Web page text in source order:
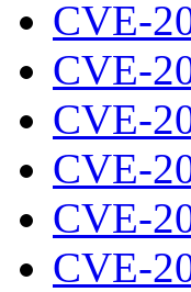
CVE-
CVE-
CVE-
CVE-
CVE-
CVE-